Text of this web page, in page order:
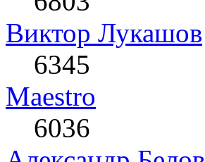
Виктор Лукашов
6345
Maestro
6036